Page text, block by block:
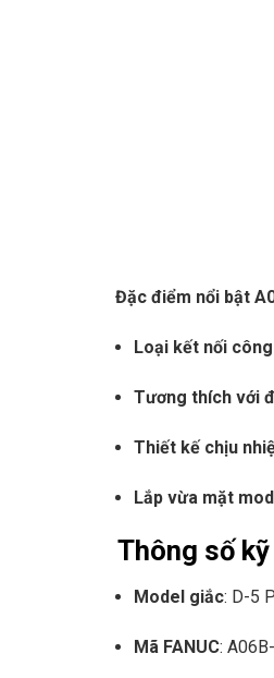
Đặc điểm nổi bật
Loại kết nối
Tương thích với
Thiết kế chịu
Lắp vừa mặt
Thông số
Model giắc: D-5
Mã FANUC: